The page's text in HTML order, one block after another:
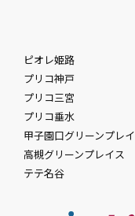
ピオレ姫路
プリコ神戸
プリコ三宮
プリコ垂水
甲子園口グリーンプレ
高槻グリーンプレイス
テテ名谷